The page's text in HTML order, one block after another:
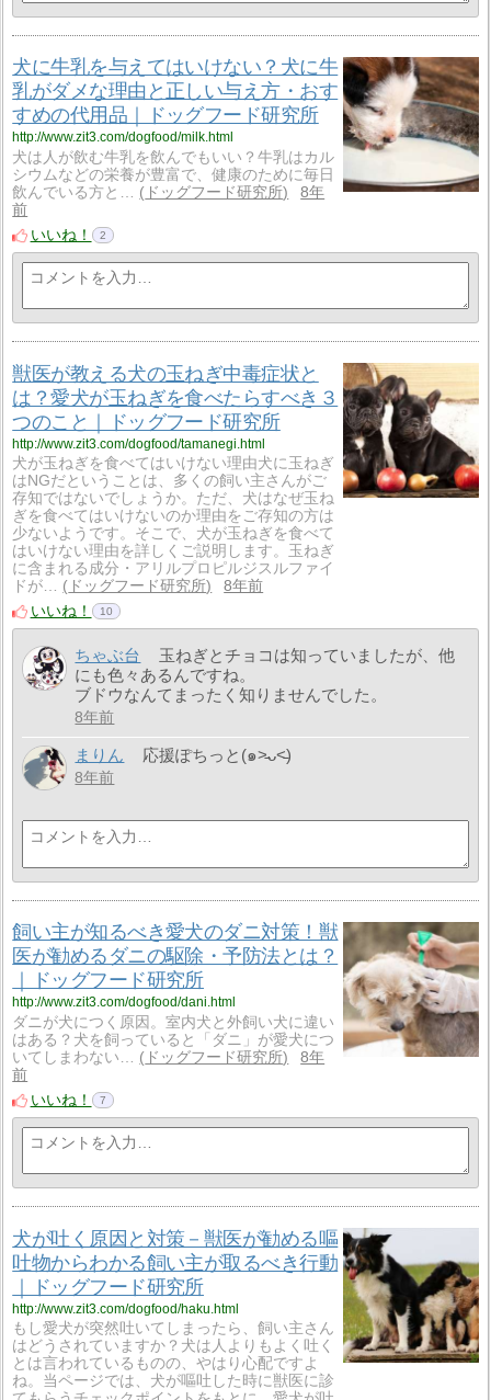
犬に牛乳を与えてはいけない？犬に牛
乳がダメな理由と正しい与え方・おす
すめの代用品｜ドッグフード研究所
http://www.zit3.com/dogfood/milk.html
犬は人が飲む牛乳を飲んでもいい？牛乳はカル
シウムなどの栄養が豊富で、健康のために毎日
飲んでいる方と…
ドッグフード研究所
8年
前
いいね！
2
獣医が教える犬の玉ねぎ中毒症状と
は？愛犬が玉ねぎを食べたらすべき３
つのこと｜ドッグフード研究所
http://www.zit3.com/dogfood/tamanegi.html
犬が玉ねぎを食べてはいけない理由犬に玉ねぎ
はNGだということは、多くの飼い主さんがご
存知ではないでしょうか。ただ、犬はなぜ玉ね
ぎを食べてはいけないのか理由をご存知の方は
少ないようです。そこで、犬が玉ねぎを食べて
はいけない理由を詳しくご説明します。玉ねぎ
に含まれる成分・アリルプロピルジスルファイ
ドが…
ドッグフード研究所
8年前
いいね！
10
ちゃぶ台
玉ねぎとチョコは知っていましたが、他
にも色々あるんですね。
ブドウなんてまったく知りませんでした。
8年前
まりん 応援ぽちっと(๑˃̵ᴗ˂̵)
8年前
飼い主が知るべき愛犬のダニ対策！獣
医が勧めるダニの駆除・予防法とは？
｜ドッグフード研究所
http://www.zit3.com/dogfood/dani.html
ダニが犬につく原因。室内犬と外飼い犬に違い
はある？犬を飼っていると「ダニ」が愛犬につ
いてしまわない…
ドッグフード研究所
8年
前
いいね！
7
犬が吐く原因と対策－獣医が勧める嘔
吐物からわかる飼い主が取るべき行動
｜ドッグフード研究所
http://www.zit3.com/dogfood/haku.html
もし愛犬が突然吐いてしまったら、飼い主さん
はどうされていますか？犬は人よりもよく吐く
とは言われているものの、やはり心配ですよ
ね。当ページでは、犬が嘔吐した時に獣医に診